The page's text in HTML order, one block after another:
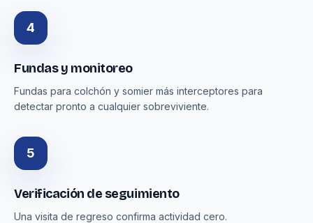
4
Fundas y monitoreo
Fundas para colchón y somier más interceptores para
detectar pronto a cualquier sobreviviente.
5
Verificación de seguimiento
Una visita de regreso confirma actividad cero.